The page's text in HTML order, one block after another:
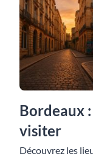
Bordeaux
visiter
Découvrez les